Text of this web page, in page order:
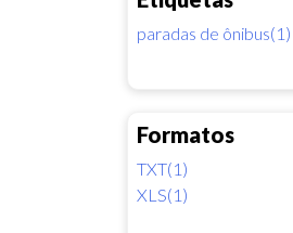
paradas de ônibus(1)
Formatos
TXT(1)
XLS(1)